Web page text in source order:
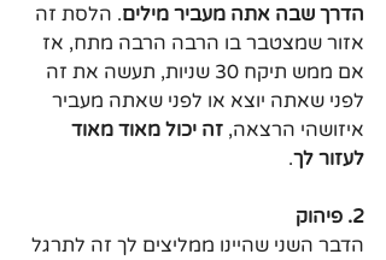
הדרך שבה אתה מעביר מילים. הלסת זה
אזור שמצטבר בו הרבה הרבה מתח, אז
אם ממש תיקח 30 שניות, תעשה את זה
לפני שאתה יוצא או לפני שאתה מעביר
איזושהי הרצאה, זה יכול מאוד מאוד
לעזור לך.
2. פיהוק
הדבר השני שהיינו ממליצים לך זה לתרגל